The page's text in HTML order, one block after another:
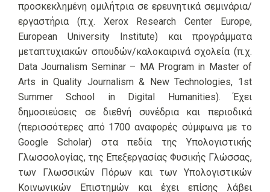
προσκεκλημένη ομιλήτρια σε ερευνητικά σεμινάρια/
εργαστήρια (π.χ. Xerox Research Center Europe,
European University Institute) και προγράμματα
μεταπτυχιακών σπουδών/καλοκαιρινά σχολεία (π.χ.
Data Journalism Seminar – MA Program in Master of
Arts in Quality Journalism & New Technologies, 1st
Summer School in Digital Humanities). Έχει
δημοσιεύσεις σε διεθνή συνέδρια και περιοδικά
(περισσότερες από 1700 αναφορές σύμφωνα με το
Google Scholar) στα πεδία της Υπολογιστικής
Γλωσσολογίας, της Επεξεργασίας Φυσικής Γλώσσας,
των Γλωσσικών Πόρων και των Υπολογιστικών
Κοινωνικών Επιστημών και έχει επίσης λάβει